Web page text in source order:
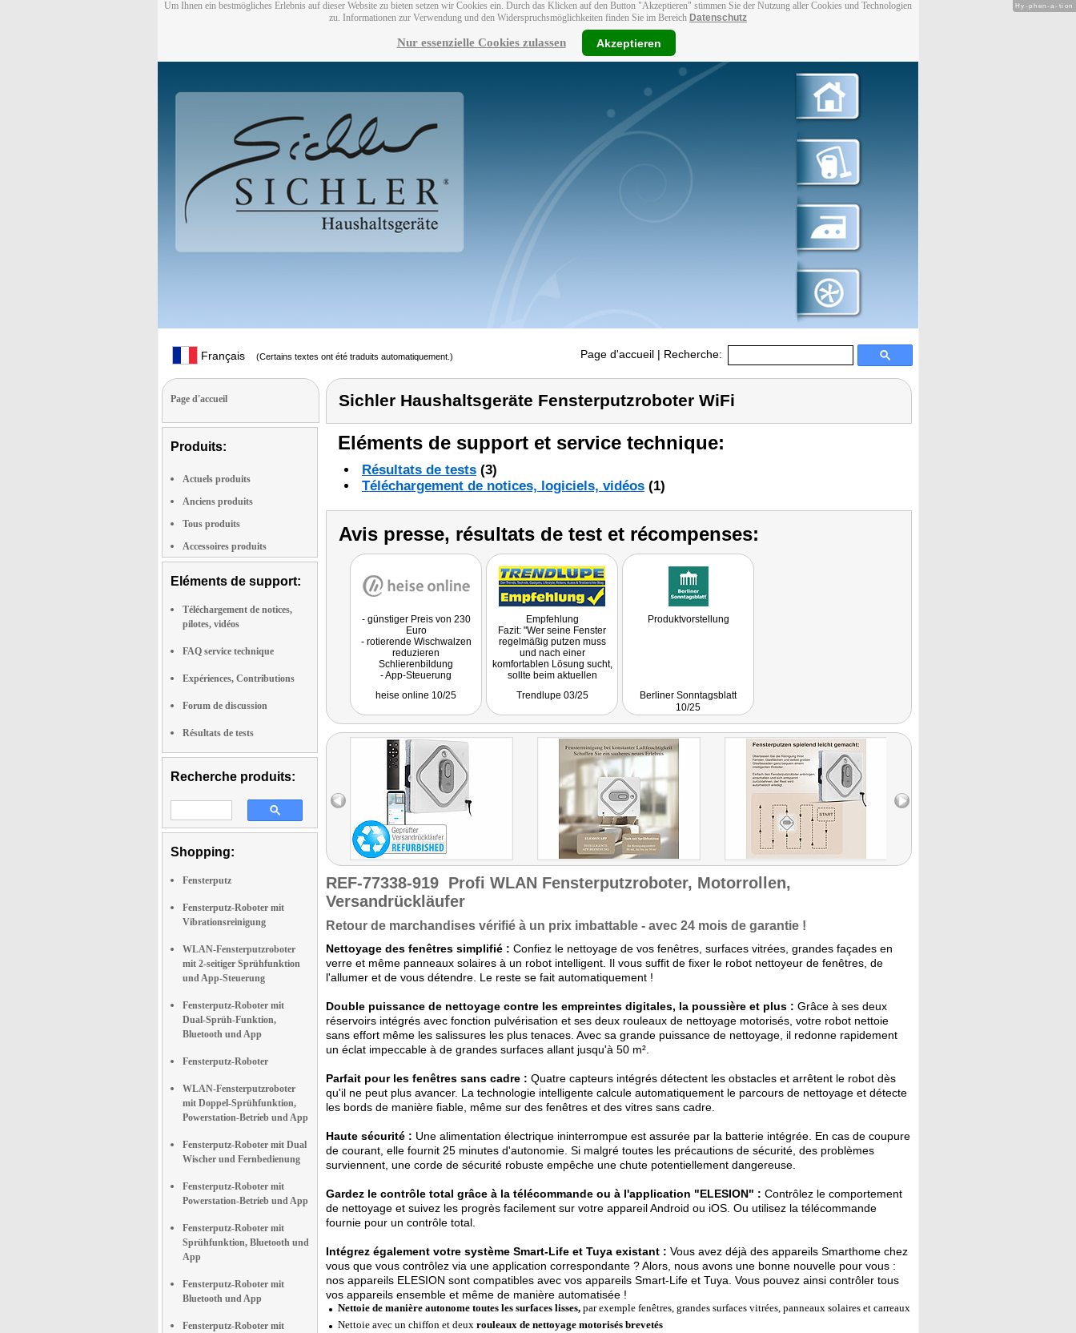
Um Ihnen ein bestmögliches Erlebnis auf dieser Website zu bieten setzen wir Cookies ein. Durch das Klicken auf den Button "Akzeptieren" stimmen Sie der Nutzung aller Cookies und Technologien
zu. Informationen zur Verwendung und den Widerspruchsmöglichkeiten finden Sie im Bereich Datenschutz
Nur essenzielle Cookies zulassen Akzeptieren
Français (Certains textes ont été traduits automatiquement.) Page d'accueil | Recherche:
Page d'accueil
Produits:
Actuels produits
Anciens produits
Tous produits
Accessoires produits
Eléments de support:
Téléchargement de notices,
pilotes, vidéos
FAQ service technique
Expériences, Contributions
Forum de discussion
Résultats de tests
Recherche produits:
Shopping:
Fensterputz
Fensterputz-Roboter mit
Vibrationsreinigung
WLAN-Fensterputzroboter
mit 2-seitiger Sprühfunktion
und App-Steuerung
Fensterputz-Roboter mit
Dual-Sprüh-Funktion,
Bluetooth und App
Fensterputz-Roboter
WLAN-Fensterputzroboter
mit Doppel-Sprühfunktion,
Powerstation-Betrieb und App
Fensterputz-Roboter mit Dual
Wischer und Fernbedienung
Fensterputz-Roboter mit
Powerstation-Betrieb und App
Fensterputz-Roboter mit
Sprühfunktion, Bluetooth und
App
Fensterputz-Roboter mit
Bluetooth und App
Fensterputz-Roboter mit
Sichler Haushaltsgeräte Fensterputzroboter WiFi
Eléments de support et service technique:
Résultats de tests (3)
Téléchargement de notices, logiciels, vidéos (1)
Avis presse, résultats de test et récompenses:
- günstiger Preis von 230
Euro
- rotierende Wischwalzen
reduzieren
Schlierenbildung
- App-Steuerung
heise online 10/25
Empfehlung
Fazit: "Wer seine Fenster
regelmäßig putzen muss
und nach einer
komfortablen Lösung sucht,
sollte beim aktuellen
zuschlagen. Der PR-330 ist
Trendlupe 03/25
Produktvorstellung
Berliner Sonntagsblatt
10/25
REF-77338-919 Profi WLAN Fensterputzroboter, Motorrollen,
Versandrückläufer
Retour de marchandises vérifié à un prix imbattable - avec 24 mois de garantie !
Nettoyage des fenêtres simplifié : Confiez le nettoyage de vos fenêtres, surfaces vitrées, grandes façades en
verre et même panneaux solaires à un robot intelligent. Il vous suffit de fixer le robot nettoyeur de fenêtres, de
l'allumer et de vous détendre. Le reste se fait automatiquement !
Double puissance de nettoyage contre les empreintes digitales, la poussière et plus : Grâce à ses deux
réservoirs intégrés avec fonction pulvérisation et ses deux rouleaux de nettoyage motorisés, votre robot nettoie
sans effort même les salissures les plus tenaces. Avec sa grande puissance de nettoyage, il redonne rapidement
un éclat impeccable à de grandes surfaces allant jusqu'à 50 m².
Parfait pour les fenêtres sans cadre : Quatre capteurs intégrés détectent les obstacles et arrêtent le robot dès
qu'il ne peut plus avancer. La technologie intelligente calcule automatiquement le parcours de nettoyage et détecte
les bords de manière fiable, même sur des fenêtres et des vitres sans cadre.
Haute sécurité : Une alimentation électrique ininterrompue est assurée par la batterie intégrée. En cas de coupure
de courant, elle fournit 25 minutes d'autonomie. Si malgré toutes les précautions de sécurité, des problèmes
surviennent, une corde de sécurité robuste empêche une chute potentiellement dangereuse.
Gardez le contrôle total grâce à la télécommande ou à l'application "ELESION" : Contrôlez le comportement
de nettoyage et suivez les progrès facilement sur votre appareil Android ou iOS. Ou utilisez la télécommande
fournie pour un contrôle total.
Intégrez également votre système Smart-Life et Tuya existant : Vous avez déjà des appareils Smarthome chez
vous que vous contrôlez via une application correspondante ? Alors, nous avons une bonne nouvelle pour vous :
nos appareils ELESION sont compatibles avec vos appareils Smart-Life et Tuya. Vous pouvez ainsi contrôler tous
vos appareils ensemble et même de manière automatisée !
Nettoie de manière autonome toutes les surfaces lisses, par exemple fenêtres, grandes surfaces vitrées, panneaux solaires et carreaux
Nettoie avec un chiffon et deux rouleaux de nettoyage motorisés brevetés
Hy-phen-a-tion